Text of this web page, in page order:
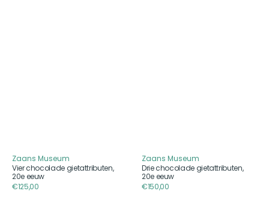
Aanbieder
Zaans Museum
Vier chocolade gietattributen,
20e eeuw
Reguliere
€125,00
Aanbieder
Zaans Museum
Drie chocolade gietattributen,
20e eeuw
Reguliere
€150,00